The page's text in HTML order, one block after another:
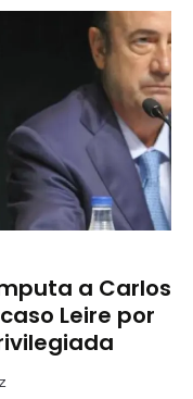
a Carlos
Leire por